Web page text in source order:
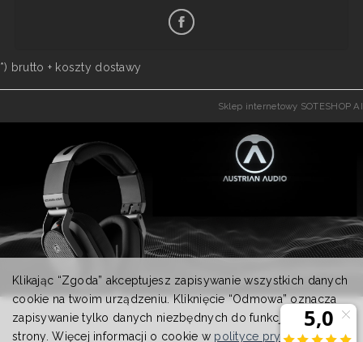
*) brutto + koszty dostawy
Sklep internetowy SOTESHOP AI
Klikając “Zgoda” akceptujesz zapisywanie wszystkich danych
cookie na twoim urządzeniu. Kliknięcie “Odmowa” oznacza
zapisywanie tylko danych niezbędnych do funkcjonowania
strony. Więcej informacji o cookie w polityce prywatności.